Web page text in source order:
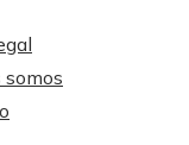
somos